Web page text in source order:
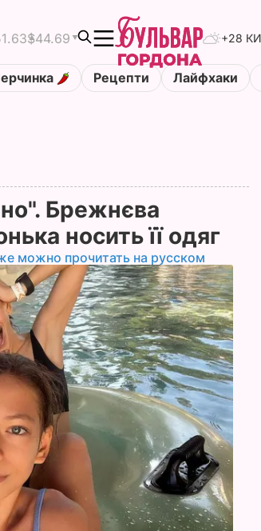
$44.69 +28
Рецепти Лайфхаки
Брежнєва
носить її одяг
можно прочитать на русском